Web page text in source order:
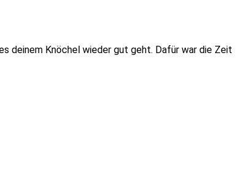
deinem Knöchel wieder gut geht. Dafür war die Zeit